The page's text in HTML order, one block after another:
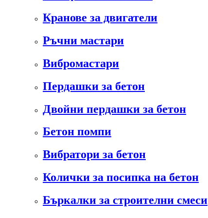
Кранове за двигатели
Ръчни мастари
Вибромастари
Пердашки за бетон
Двойни пердашки за бетон
Бетон помпи
Вибратори за бетон
Колички за посипка на бетон
Бъркалки за строителни смеси